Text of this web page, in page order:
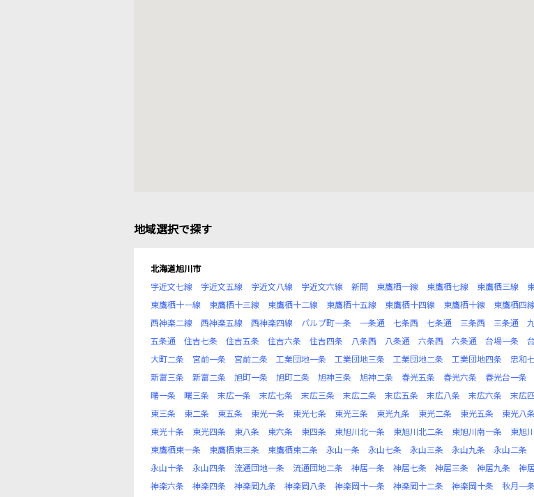
地域選択で探す
北海道旭川市
字近文七線
字近文五線 字近文八線 字近文六線 新開 東鷹栖一線 東鷹栖七線 東鷹栖三線
東鷹栖十一線
東鷹栖十三線 東鷹栖十二線 東鷹栖十五線 東鷹栖十四線 東鷹栖十線 東鷹栖四線
西神楽二線
西神楽五線 西神楽四線 パルプ町一条 一条通 七条西 七条通 三条西 三条通
五条通
住吉七条 住吉五条 住吉六条 住吉四条 八条西 八条通 六条西 六条通 台場一条
大町二条
宮前一条 宮前二条 工業団地一条 工業団地三条 工業団地二条 工業団地四条 忠和
新富三条
新富二条 旭町一条 旭町二条 旭神三条 旭神二条 春光五条 春光六条 春光台一条
曙一条
曙三条 末広一条 末広七条 末広三条 末広二条 末広五条 末広八条 末広六条 末広
東三条
東二条 東五条 東光一条 東光七条 東光三条 東光九条 東光二条 東光五条 東光八条
東光十条
東光四条 東八条 東六条 東四条 東旭川北一条 東旭川北二条 東旭川南一条 東旭
東鷹栖東一条
東鷹栖東三条 東鷹栖東二条 永山一条 永山七条 永山三条 永山九条 永山二条
永山十条
永山四条 流通団地一条 流通団地二条 神居一条 神居七条 神居三条 神居九条 神
神楽六条
神楽四条 神楽岡九条 神楽岡八条 神楽岡十一条 神楽岡十二条 神楽岡十条 秋月一条